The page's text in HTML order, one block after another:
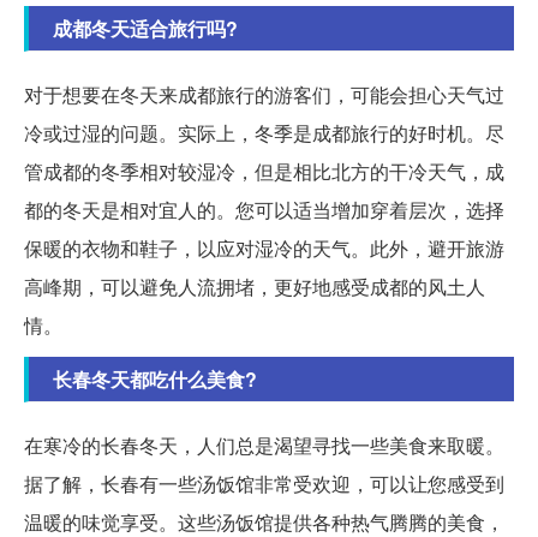
成都冬天适合旅行吗?
对于想要在冬天来成都旅行的游客们，可能会担心天气过
冷或过湿的问题。实际上，冬季是成都旅行的好时机。尽
管成都的冬季相对较湿冷，但是相比北方的干冷天气，成
都的冬天是相对宜人的。您可以适当增加穿着层次，选择
保暖的衣物和鞋子，以应对湿冷的天气。此外，避开旅游
高峰期，可以避免人流拥堵，更好地感受成都的风土人
情。
长春冬天都吃什么美食?
在寒冷的长春冬天，人们总是渴望寻找一些美食来取暖。
据了解，长春有一些汤饭馆非常受欢迎，可以让您感受到
温暖的味觉享受。这些汤饭馆提供各种热气腾腾的美食，